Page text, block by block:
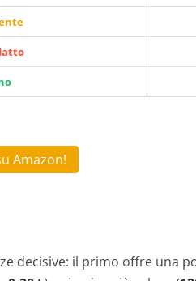
Amazon!
decisive: il primo offre una